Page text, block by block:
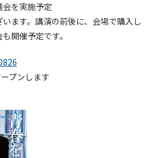
を実施予定
ます。講演の前後に、会場で購入し
開催予定です。
プンします